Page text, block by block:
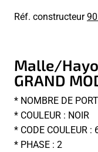
Réf. constructeur
Malle/
GRAND
* NOMBRE DE
* COULEUR : NOIR
* CODE COULEUR :
* PHASE : 2